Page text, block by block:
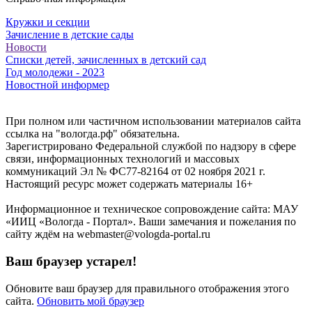
Кружки и секции
Зачисление в детские сады
Новости
Списки детей, зачисленных в детский сад
Год молодежи - 2023
Новостной информер
При полном или частичном использовании материалов сайта
ссылка на "вологда.рф" обязательна.
Зарегистрировано Федеральной службой по надзору в сфере
связи, информационных технологий и массовых
коммуникаций Эл № ФС77-82164 от 02 ноября 2021 г.
Настоящий ресурс может содержать материалы 16+
Информационное и техническое сопровождение сайта: МАУ
«ИИЦ «Вологда - Портал». Ваши замечания и пожелания по
сайту ждём на webmaster@vologda-portal.ru
Ваш браузер устарел!
Обновите ваш браузер для правильного отображения этого
сайта. Обновить мой браузер